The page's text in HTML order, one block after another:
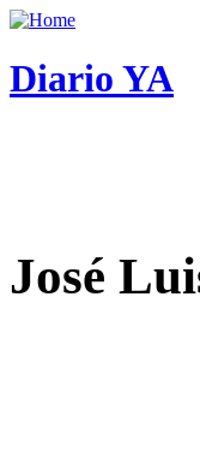
Diario YA
José